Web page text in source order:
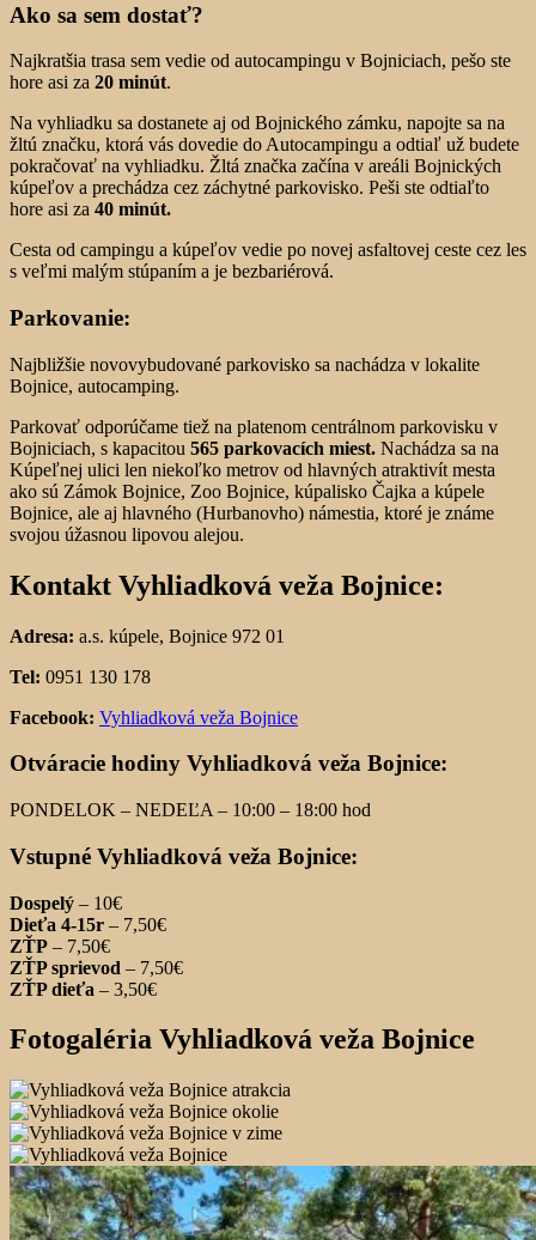
Ako sa sem dostať?
Najkratšia trasa sem vedie od autocampingu v Bojniciach, pešo ste
hore asi za 20 minút.
Na vyhliadku sa dostanete aj od Bojnického zámku, napojte sa na
žltú značku, ktorá vás dovedie do Autocampingu a odtiaľ už budete
pokračovať na vyhliadku. Žltá značka začína v areáli Bojnických
kúpeľov a prechádza cez záchytné parkovisko. Peši ste odtiaľto
hore asi za 40 minút.
Cesta od campingu a kúpeľov vedie po novej asfaltovej ceste cez les
s veľmi malým stúpaním a je bezbariérová.
Parkovanie:
Najbližšie novovybudované parkovisko sa nachádza v lokalite
Bojnice, autocamping.
Parkovať odporúčame tiež na platenom centrálnom parkovisku v
Bojniciach, s kapacitou 565 parkovacích miest. Nachádza sa na
Kúpeľnej ulici len niekoľko metrov od hlavných atraktivít mesta
ako sú Zámok Bojnice, Zoo Bojnice, kúpalisko Čajka a kúpele
Bojnice, ale aj hlavného (Hurbanovho) námestia, ktoré je známe
svojou úžasnou lipovou alejou.
Kontakt Vyhliadková veža Bojnice:
Adresa: a.s. kúpele, Bojnice 972 01
Tel: 0951 130 178
Facebook: Vyhliadková veža Bojnice
Otváracie hodiny Vyhliadková veža Bojnice:
PONDELOK – NEDEĽA – 10:00 – 18:00 hod
Vstupné Vyhliadková veža Bojnice:
Dospelý – 10€
Dieťa 4-15r – 7,50€
ZŤP – 7,50€
ZŤP sprievod – 7,50€
ZŤP dieťa – 3,50€
Fotogaléria Vyhliadková veža Bojnice